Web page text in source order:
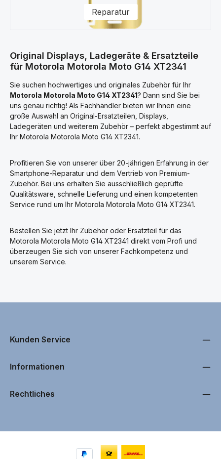
Reparatur
Original Displays, Ladegeräte & Ersatzteile
für Motorola Motorola Moto G14 XT2341
Sie suchen hochwertiges und originales Zubehör für Ihr
Motorola Motorola Moto G14 XT2341? Dann sind Sie bei
uns genau richtig! Als Fachhändler bieten wir Ihnen eine
große Auswahl an Original-Ersatzteilen, Displays,
Ladegeräten und weiterem Zubehör – perfekt abgestimmt auf
Ihr Motorola Motorola Moto G14 XT2341.
Profitieren Sie von unserer über 20-jährigen Erfahrung in der
Smartphone-Reparatur und dem Vertrieb von Premium-
Zubehör. Bei uns erhalten Sie ausschließlich geprüfte
Qualitätsware, schnelle Lieferung und einen kompetenten
Service rund um Ihr Motorola Motorola Moto G14 XT2341.
Bestellen Sie jetzt Ihr Zubehör oder Ersatzteil für das
Motorola Motorola Moto G14 XT2341 direkt vom Profi und
überzeugen Sie sich von unserer Fachkompetenz und
unserem Service.
Kunden Service
Informationen
Rechtliches